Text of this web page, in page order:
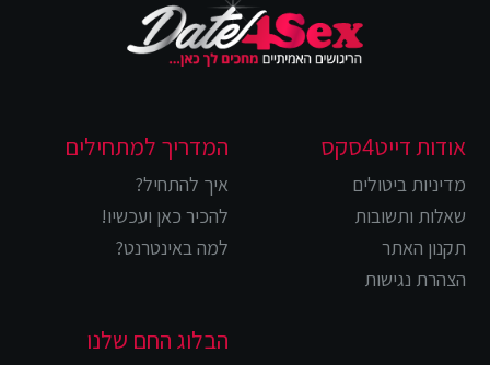
אודות דייט4סקס
מדיניות ביטולים
שאלות ותשובות
תקנון האתר
הצהרת נגישות
המדריך למתחילים
איך להתחיל?
להכיר כאן ועכשיו!
למה באינטרנט?
הבלוג החם שלנו